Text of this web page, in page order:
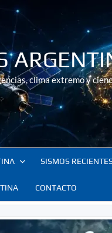
clima extremo y
SISMOS
CONTACTO